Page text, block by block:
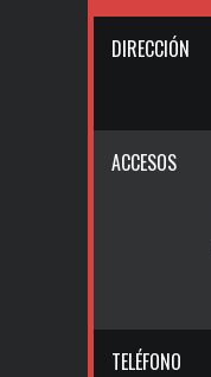
DIRECCIÓN
ACCESOS
TELÉFONO